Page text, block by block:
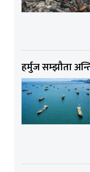
हर्मुज सम्झौता